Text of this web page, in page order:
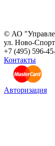
© АО
ул. Ново-
+7 (495) 596-
Контакты
Авторизация